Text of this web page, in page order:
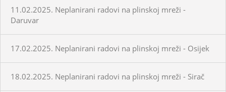
11.02.2025. Neplanirani radovi na plinskoj mreži -
Daruvar
17.02.2025. Neplanirani radovi na plinskoj mreži - Osijek
18.02.2025. Neplanirani radovi na plinskoj mreži - Sirač